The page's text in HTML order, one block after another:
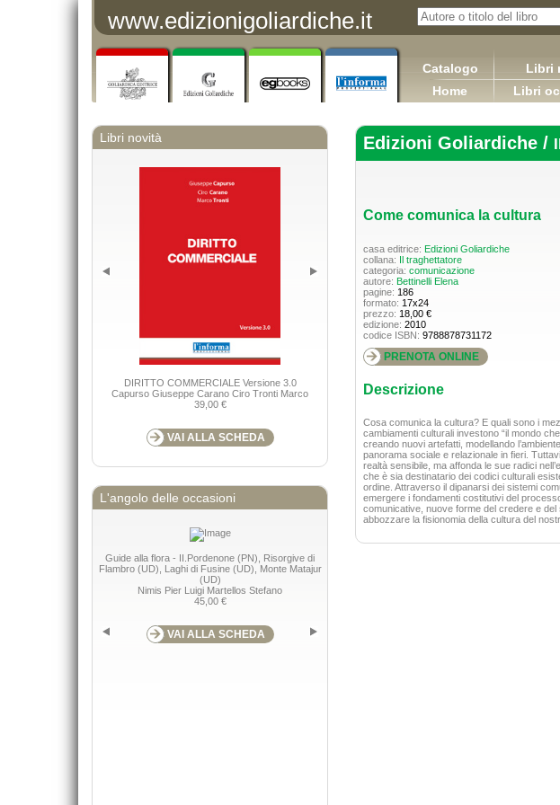
www.edizionigoliardiche.it
Catalogo
Home
Libri
Libri
Libri novità
DIRITTO COMMERCIALE Versione 3.0
Capurso Giuseppe Carano Ciro Tronti Marco
39,00 €
VAI ALLA SCHEDA
Bulian Franco
VAI ALLA SCHEDA
L'angolo delle occasioni
Guide alla flora - II.Pordenone (PN), Risorgive di
Flambro (UD), Laghi di Fusine (UD), Monte Matajur
(UD)
Nimis Pier Luigi Martellos Stefano
45,00 €
VAI ALLA SCHEDA
Edizioni Goliardiche /
Come comunica la cultura
casa editrice: Edizioni Goliardiche
collana: Il traghettatore
categoria: comunicazione
autore: Bettinelli Elena
pagine: 186
formato: 17x24
prezzo: 18,00 €
edizione: 2010
codice ISBN: 9788878731172
PRENOTA ONLINE
Descrizione
Cosa comunica la cultura? E quali sono i
cambiamenti culturali investono “il mondo
creando nuovi artefatti, modellando
panorama sociale e relazionale in fieri.
realtà sensibile, ma affonda le sue radici
che è sia destinatario dei codici culturali
ordine. Attraverso il dipanarsi dei sistemi
emergere i fondamenti costitutivi del
comunicative, nuove forme del credere e
abbozzare la fisionomia della cultura del